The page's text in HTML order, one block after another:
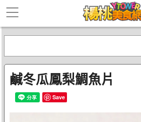
鹹冬瓜鳳梨鯛魚片
Save